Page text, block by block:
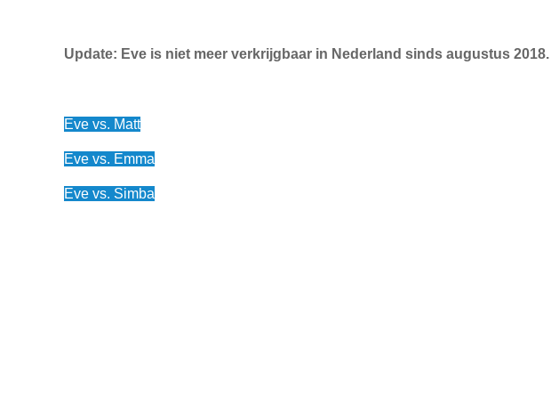
Update: Eve is niet meer verkrijgbaar in Nederland sinds augustus 2018.
Eve vs. Matt
Eve vs. Emma
Eve vs. Simba